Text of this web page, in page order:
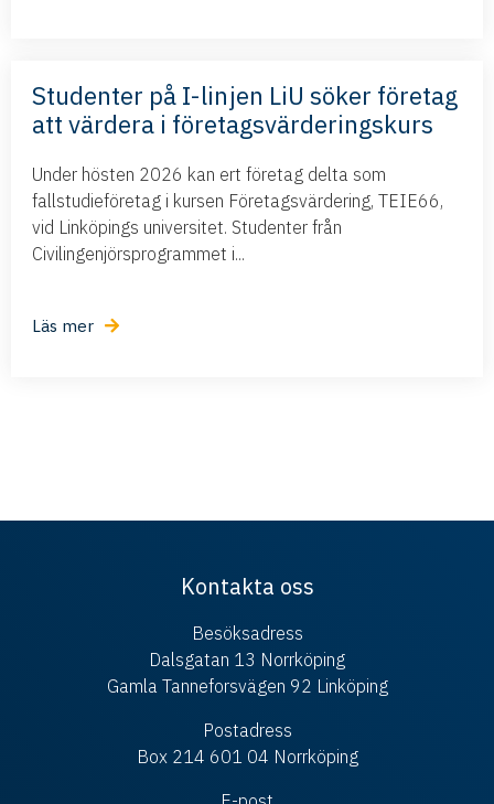
Studenter på I-linjen LiU söker företag
att värdera i företagsvärderingskurs
Under hösten 2026 kan ert företag delta som
fallstudieföretag i kursen Företagsvärdering, TEIE66,
vid Linköpings universitet. Studenter från
Civilingenjörsprogrammet i...
Läs mer
Kontakta oss
Besöksadress
Dalsgatan 13 Norrköping
Gamla Tanneforsvägen 92 Linköping
Postadress
Box 214 601 04 Norrköping